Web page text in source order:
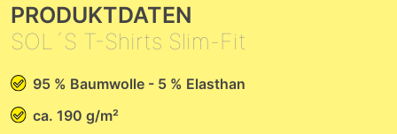
PRODUKTDATEN
SOL´S T-Shirts Slim-Fit
95 % Baumwolle - 5 % Elasthan
ca. 190 g/m²